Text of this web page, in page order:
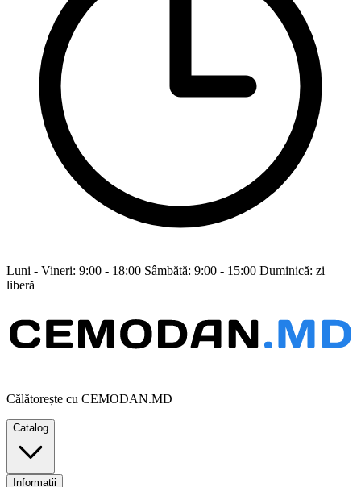
Luni - Vineri: 9:00 - 18:00 Sâmbătă: 9:00 - 15:00 Duminică: zi
liberă
Călătorește cu CEMODAN.MD
Catalog
Informații